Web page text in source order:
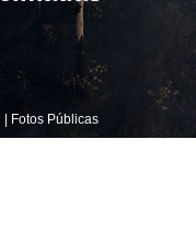
Fotos Públicas